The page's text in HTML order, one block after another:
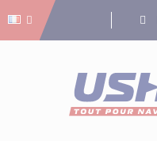
Gestion des cookies
Gestion des cookies